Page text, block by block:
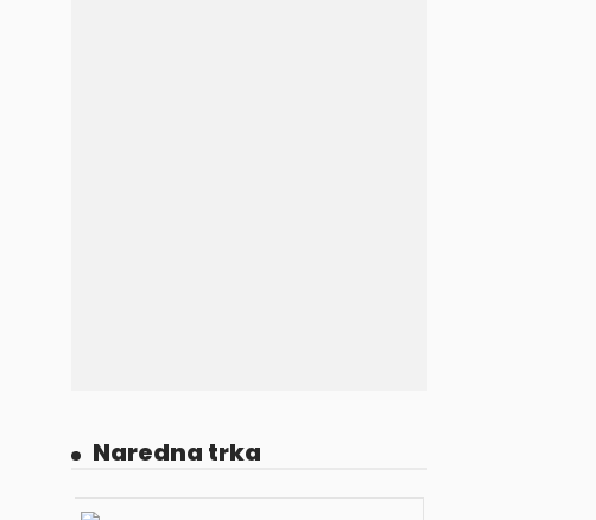
Naredna trka